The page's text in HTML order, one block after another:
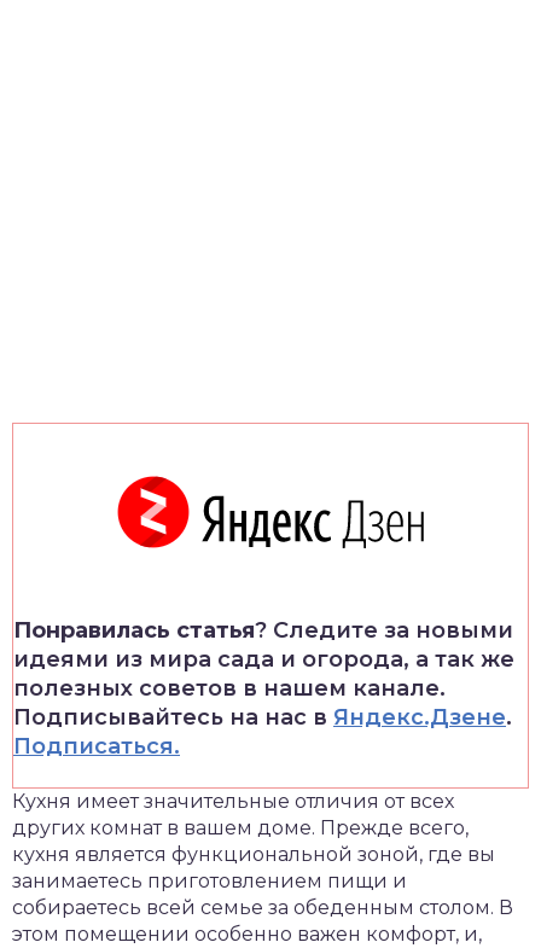
Понравилась статья? Следите за новыми
идеями из мира сада и огорода, а так же
полезных советов в нашем канале.
Подписывайтесь на нас в Яндекс.Дзене.
Подписаться.
Кухня имеет значительные отличия от всех
других комнат в вашем доме. Прежде всего,
кухня является функциональной зоной, где вы
занимаетесь приготовлением пищи и
собираетесь всей семье за обеденным столом. В
этом помещении особенно важен комфорт, и,